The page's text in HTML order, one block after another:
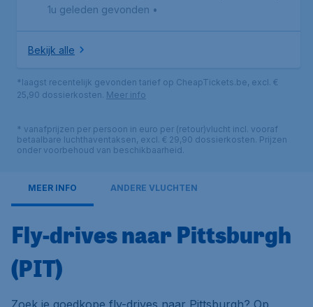
1u geleden gevonden •
Bekijk alle
*laagst recentelijk gevonden tarief op CheapTickets.be, excl. €
25,90 dossierkosten. Meer info
* vanafprijzen per persoon in euro per (retour)vlucht incl. vooraf
betaalbare luchthaventaksen, excl. € 29,90 dossierkosten. Prijzen
onder voorbehoud van beschikbaarheid.
MEER INFO ANDERE VLUCHTEN
Fly-drives naar Pittsburgh
(PIT)
Zoek je goedkope fly-drives naar Pittsburgh? Op